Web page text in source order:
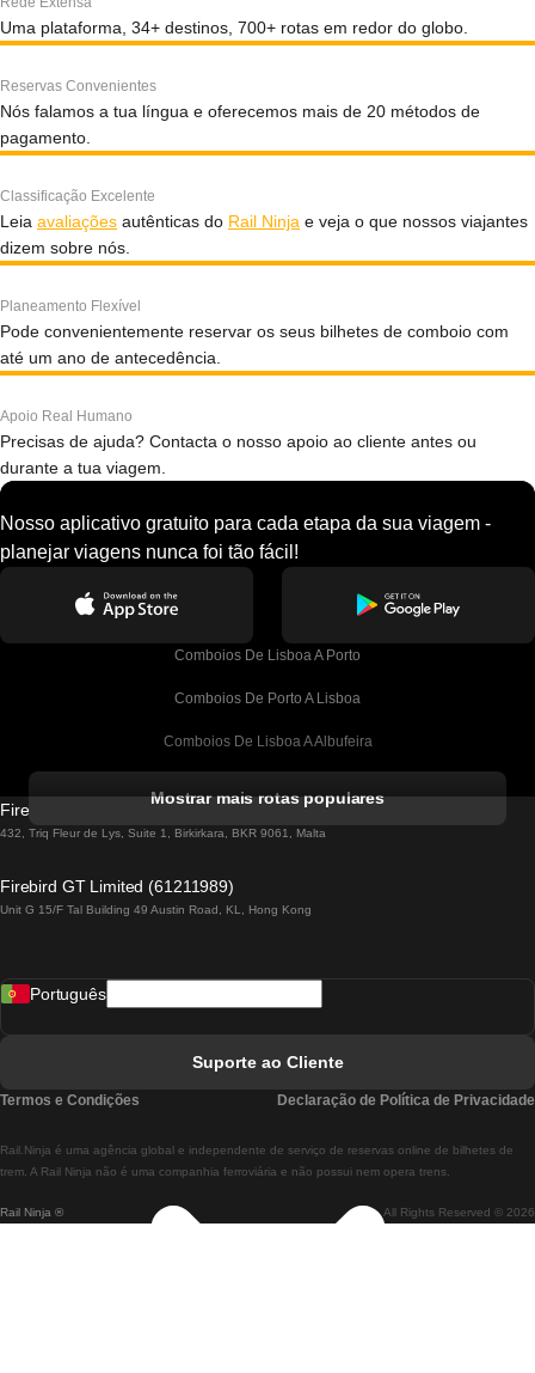
Uma plataforma, 34+ destinos, 700+ rotas em redor do globo.
Reservas Convenientes
Nós falamos a tua língua e oferecemos mais de 20 métodos de
pagamento.
Classificação Excelente
Leia avaliações autênticas do Rail Ninja e veja o que nossos viajantes
dizem sobre nós.
Planeamento Flexível
Pode convenientemente reservar os seus bilhetes de comboio com
até um ano de antecedência.
Apoio Real Humano
Precisas de ajuda? Contacta o nosso apoio ao cliente antes ou
durante a tua viagem.
Nosso aplicativo gratuito para cada etapa da sua viagem -
planejar viagens nunca foi tão fácil!
Comboios De Lisboa A Porto
Comboios De Porto A Lisboa
Comboios De Lisboa A Albufeira
Comboios De Lisboa A Lagos
Comboios De Lisboa A Madrid
Comboios De Lisboa A Braga
Comboios De Braga A Lisboa
Mostrar mais rotas populares
Firebird GT Limited (OC 1451)
432, Triq Fleur de Lys, Suite 1, Birkirkara, BKR 9061, Malta
Firebird GT Limited (61211989)
Unit G 15/F Tal Building 49 Austin Road, KL, Hong Kong
Rail Ninja ® All Rights Reserved © 2026
Rail.Ninja é uma agência global e independente de serviço de reservas online de bilhetes de
trem. A Rail Ninja não é uma companhia ferroviária e não possui nem opera trens.
Português
Suporte ao Cliente
Termos e Condições Declaração de Política de Privacidade